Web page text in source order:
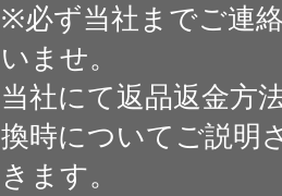
※必ず当社までご連
いませ。
当社にて返品返金方
換時についてご説明
きます。